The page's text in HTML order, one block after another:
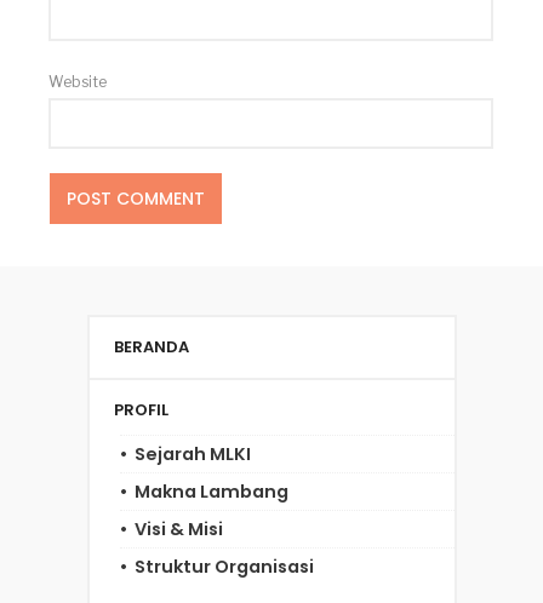
Website
BERANDA
PROFIL
Sejarah MLKI
Makna Lambang
Visi & Misi
Struktur Organisasi